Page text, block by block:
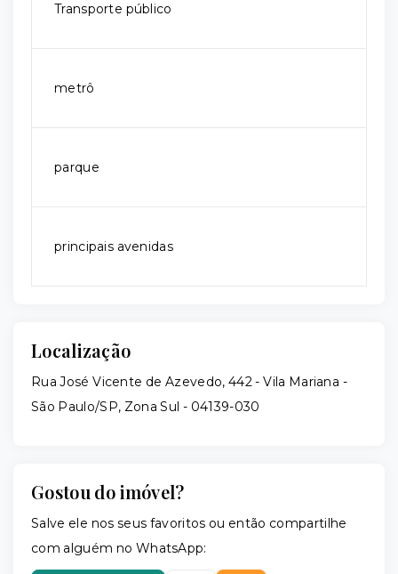
Transporte público
metrô
parque
principais avenidas
Localização
Rua José Vicente de Azevedo, 442 - Vila Mariana -
São Paulo/SP, Zona Sul - 04139-030
Gostou do imóvel?
Salve ele nos seus favoritos ou então compartilhe
com alguém no WhatsApp: